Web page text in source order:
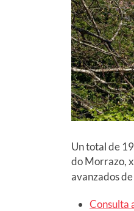
Un total de
do Morrazo,
avanzados de
Consulta